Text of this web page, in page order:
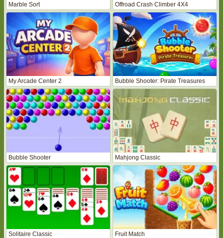
Marble Sort Offroad Crash Climber 4X4
My Arcade Center 2 Bubble Shooter: Pirate Treasures
Bubble Shooter Mahjong Classic
Solitaire Classic Fruit Match